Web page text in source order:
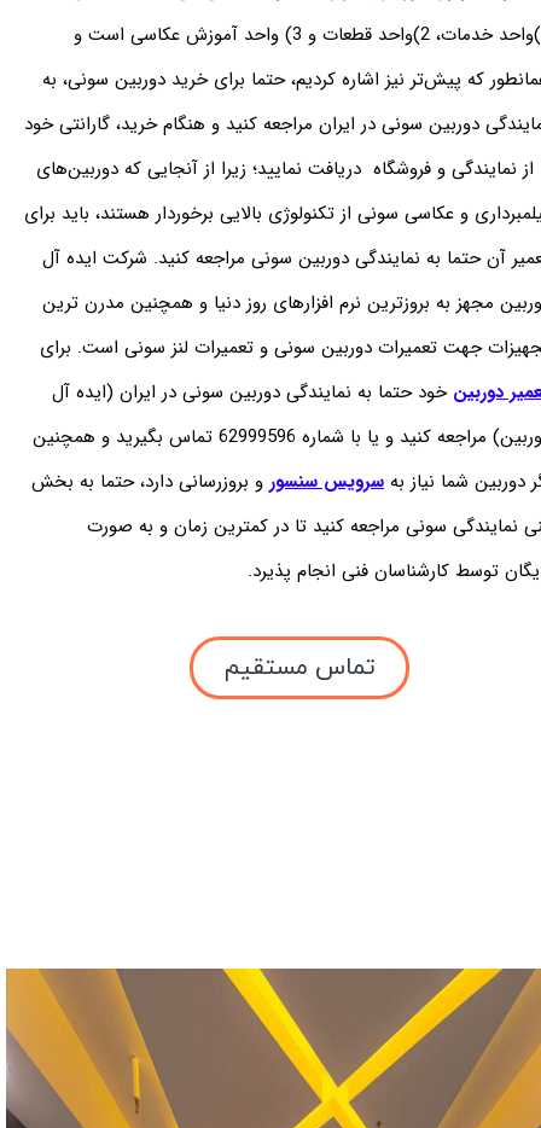
1)واحد خدمات، 2)واحد قطعات و 3) واحد آموزش عکاسی است و
که پیش‌تر نیز اشاره کردیم، حتما برای خرید دوربین سونی، به
دوربین سونی در ایران مراجعه کنید و هنگام خرید، گارانتی خود
از نمایندگی و فروشگاه دریافت نمایید؛ زیرا از آنجایی که دوربین‌های
و عکاسی سونی از تکنولوژی بالایی برخوردار هستند، باید برای
آن حتما به نمایندگی دوربین سونی مراجعه کنید. شرکت ایده آل
مجهز به بروزترین نرم افزارهای روز دنیا و همچنین مدرن ترین
جهت تعمیرات دوربین سونی و تعمیرات لنز سونی است. برای
دوربین خود حتما به نمایندگی دوربین سونی در ایران (ایده آل
دوربین) مراجعه کنید و یا با شماره 62999596 تماس بگیرید و همچنین
دوربین شما نیاز به سرویس سنسور و بروزرسانی دارد، حتما به بخش
نمایندگی سونی مراجعه کنید تا در کمترین زمان و به صورت
توسط کارشناسان فنی انجام پذیرد.
تماس مستقیم